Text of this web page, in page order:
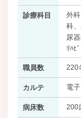
診療科目
外
科
尿
ﾘﾊﾋ
職員数 220
カルテ 電
病床数 200